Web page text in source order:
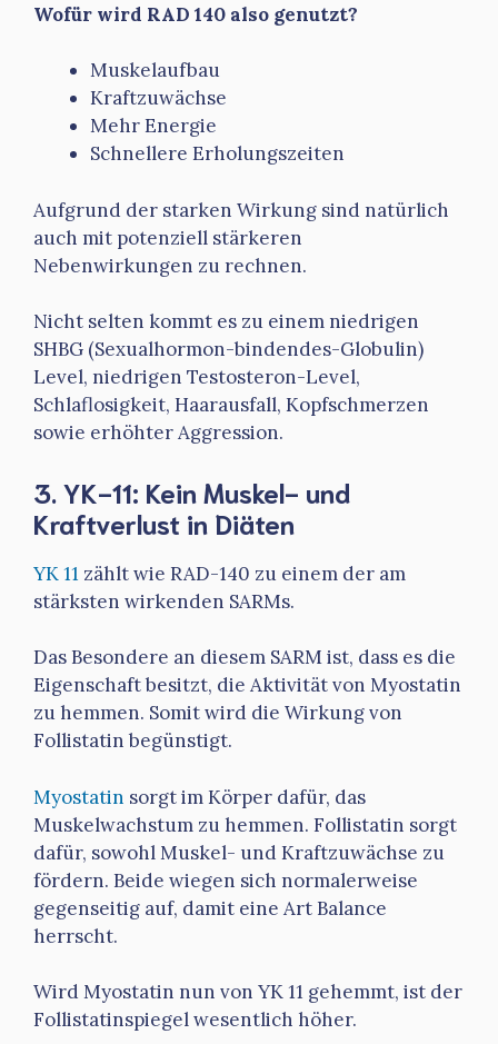
Wofür wird RAD 140 also genutzt?
Muskelaufbau
Kraftzuwächse
Mehr Energie
Schnellere Erholungszeiten
Aufgrund der starken Wirkung sind natürlich
auch mit potenziell stärkeren
Nebenwirkungen zu rechnen.
Nicht selten kommt es zu einem niedrigen
SHBG (Sexualhormon-bindendes-Globulin)
Level, niedrigen Testosteron-Level,
Schlaflosigkeit, Haarausfall, Kopfschmerzen
sowie erhöhter Aggression.
3. YK-11: Kein Muskel- und
Kraftverlust in Diäten
YK 11 zählt wie RAD-140 zu einem der am
stärksten wirkenden SARMs.
Das Besondere an diesem SARM ist, dass es die
Eigenschaft besitzt, die Aktivität von Myostatin
zu hemmen. Somit wird die Wirkung von
Follistatin begünstigt.
Myostatin sorgt im Körper dafür, das
Muskelwachstum zu hemmen. Follistatin sorgt
dafür, sowohl Muskel- und Kraftzuwächse zu
fördern. Beide wiegen sich normalerweise
gegenseitig auf, damit eine Art Balance
herrscht.
Wird Myostatin nun von YK 11 gehemmt, ist der
Follistatinspiegel wesentlich höher.